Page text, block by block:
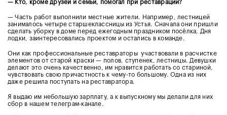
— Кто, кроме друзей и семьи, помогал при реставрации?
— Часть работ выполнили местные жители. Например, лестницей
занималось четыре старшеклассницы из Устья. Сначала они пришли
сделать уборку в доме перед ежегодным праздником посёлка, Дня
лодки, заинтересовались проектом и остались в команде.
Они как профессиональные реставраторы участвовали в расчистке
элементов от старой краски — полов, ступенек, лестницы. Девушки
делают это очень качественно, им нравится работать со стариной,
чувствовать свою причастность к чему-то большому. Одна из них
даже решила поступать на реставратора.
Я выдаю им небольшую зарплату, а к выпускному мы делали для них
сбор в нашем телеграм-канале.